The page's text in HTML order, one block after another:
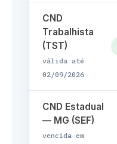
CND
Trabalhista
(TST)
válida até
02/09/2026
CND Estadual
— MG (SEF)
vencida em